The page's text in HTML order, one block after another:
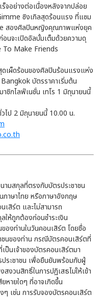
จอย่างต่อเนื่องหลังจากปล่อย
ซิงเกิลสุดร้อนแรง ที่แซม
สองศิลปินหญิงคุณภาพแห่งยุค
นจะเปิดอัลบั้มเต็มด้วยความดุ
To Make Friends
เผ็ดร้อนของศิลปินร้อนแรงแห่ง
บัตรราคาเริ่มต้น
ชิกไลฟ์เนชั่น เทโร 1 มิถุนายนนี้
ไป 2 มิถุนายนนี้ 10.00 น.
ามสกุลที่ตรงกับบัตรประชาชน
ภาษาไทย หรือภาษาอังกฤษ
สิร์ต และไม่สามารถ
ให้ถูกต้องก่อนชำระเงิน
องท่านในวันคอนเสิร์ต โดยชื่อ
นของท่าน กรณีบัตรคอนเสิร์ตที่
เป็นเจ้าของบัตรคอนเสิร์ตมา
ระชาชน เพื่อยืนยันพร้อมกับผู้
งวนสิทธิ์ในการปฏิเสธไม่ให้เข้า
หายใดๆ ที่อาจเกิดขึ้น
ๆ เช่น การรับจองบัตรคอนเสิร์ต